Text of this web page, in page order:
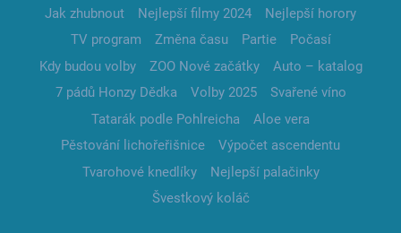
Jak zhubnout Nejlepší filmy 2024
Nejlepší horory
TV program
Změna času Partie
Počasí
Kdy budou volby
ZOO Nové začátky
Auto – katalog
7 pádů Honzy Dědka
Volby 2025
Svařené víno
Tatarák podle Pohlreicha
Aloe vera
Pěstování lichořeřišnice
Výpočet ascendentu
Tvarohové knedlíky
Nejlepší palačinky
Švestkový koláč